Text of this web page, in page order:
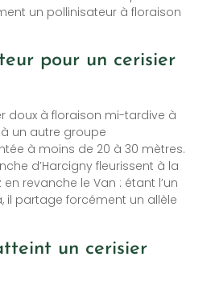
un pollinisateur à floraison
pour un cerisier
doux à floraison mi-tardive à
un autre groupe
à moins de 20 à 30 mètres.
d’Harcigny fleurissent à la
revanche le Van : étant l’un
il partage forcément un allèle
un cerisier